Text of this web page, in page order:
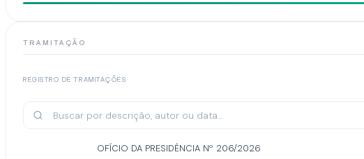
TRAMITAÇÃO
REGISTRO DE TRAMITAÇÕES
OFÍCIO DA PRESIDÊNCIA Nº 206/2026